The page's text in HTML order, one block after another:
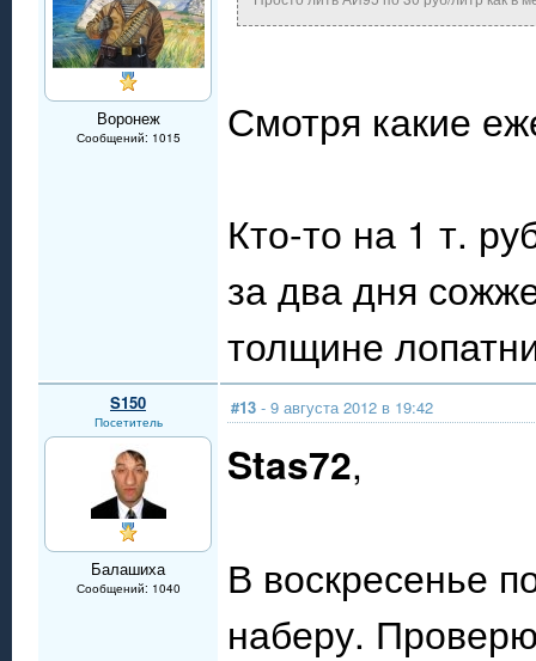
Воронеж
Сообщений: 1015 Смотря какие
Кто-то на 1 т.
за два дня
толщине
S150
Посетитель
Балашиха
Сообщений: 1040
#13 - 9 августа 2012 в 19:42
Stas72,
В воскресенье
наберу.